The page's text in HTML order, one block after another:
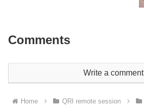
Comments
Write a comment
Home QRI remote session